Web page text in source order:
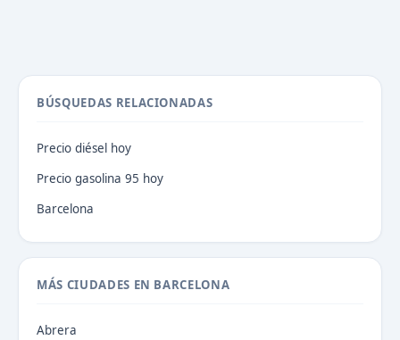
BÚSQUEDAS RELACIONADAS
Precio diésel hoy
Precio gasolina 95 hoy
Barcelona
MÁS CIUDADES EN BARCELONA
Abrera